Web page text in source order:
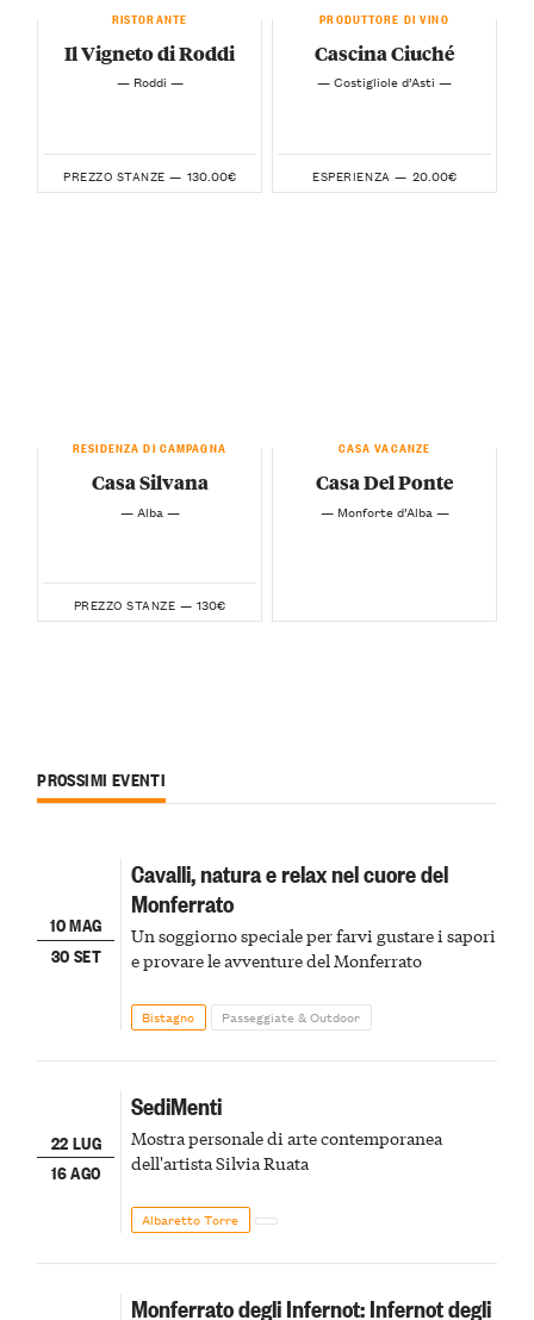
RISTORANTE
Il Vigneto di Roddi
— Roddi —
PREZZO STANZE — 130.00€
PRODUTTORE DI VINO
Cascina Ciuché
— Costigliole d’Asti —
ESPERIENZA — 20.00€
RESIDENZA DI CAMPAGNA
Casa Silvana
— Alba —
PREZZO STANZE — 130€
CASA VACANZE
Casa Del Ponte
— Monforte d’Alba —
PROSSIMI EVENTI
10 MAG
30 SET
Cavalli, natura e relax nel cuore del
Monferrato
Un soggiorno speciale per farvi gustare i sapori
e provare le avventure del Monferrato
Bistagno Passeggiate & Outdoor
22 LUG
16 AGO
SediMenti
Mostra personale di arte contemporanea
dell'artista Silvia Ruata
Albaretto Torre
Monferrato degli Infernot: Infernot degli